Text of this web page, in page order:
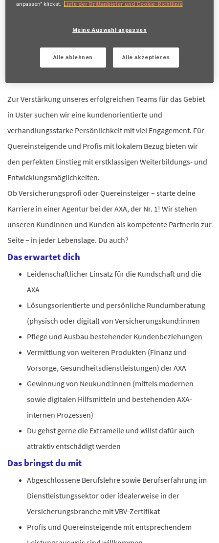
Gestalte deine Zukunft – gemeinsam mit uns!
Zur Verstärkung unseres erfolgreichen Teams für das Gebiet
in Uster suchen wir eine kundenorientierte und
verhandlungsstarke Persönlichkeit mit viel Engagement. Für
Quereinsteigende und Profis mit lokalem Bezug bieten wir
den perfekten Einstieg mit erstklassigen Weiterbildungs- und
Entwicklungsmöglichkeiten.
Ob Versicherungsprofi oder Quereinsteiger – starte deine
Karriere in einer Agentur bei der AXA, der Nr. 1! Wir stehen
unseren Kundinnen und Kunden als kompetente Partnerin zur
Seite – in jeder Lebenslage. Du auch?
Das erwartet dich
Leidenschaftlicher Einsatz für die Kundschaft und die
AXA
Lösungsorientierte und persönliche Rundumberatung
(physisch oder digital) von Versicherungskund:innen
Pflege und Ausbau bestehender Kundenbeziehungen
Vermittlung von weiteren Produkten (Finanz und
Vorsorge, Gesundheitsdienstleistungen) der AXA
Gewinnung von Neukund:innen (mittels modernen
sowie digitalen Hilfsmitteln und bestehenden AXA-
internen Prozessen)
Du gehst gerne die Extrameile und willst dafür auch
attraktiv entschädigt werden
Das bringst du mit
Abgeschlossene Berufslehre sowie Berufserfahrung im
Dienstleistungssektor oder idealerweise in der
Versicherungsbranche mit VBV-Zertifikat
Profis und Quereinsteigende mit entsprechendem
anpassen" klickst. Liste der Drittanbieter und Cookie-Richtlinie
Meine Auswahl anpassen
Alle ablehnen Alle akzeptieren